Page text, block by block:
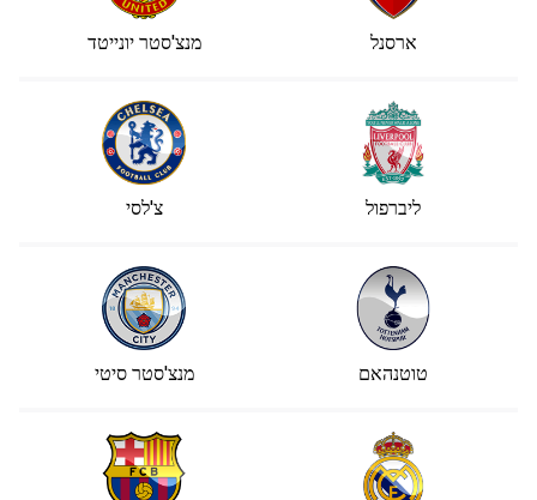
ארסנל מנצ'סטר יונייטד
ליברפול צ'לסי
טוטנהאם מנצ'סטר סיטי